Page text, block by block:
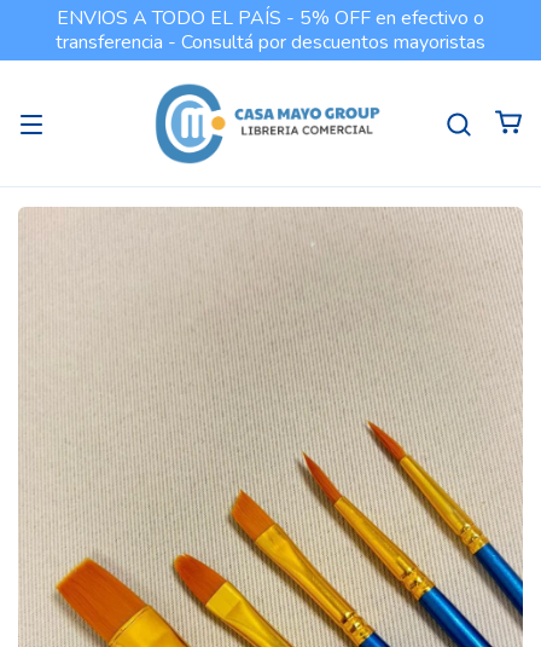
ENVIOS A TODO EL PAÍS - 5% OFF en efectivo o
transferencia - Consultá por descuentos mayoristas